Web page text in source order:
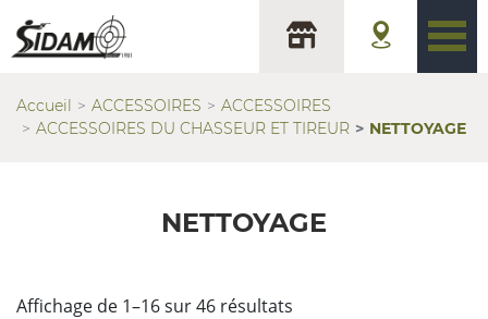
Accueil ACCESSOIRES
ACCESSOIRES
ACCESSOIRES DU CHASSEUR ET TIREUR
NETTOYAGE
NETTOYAGE
Affichage de 1–16 sur 46 résultats